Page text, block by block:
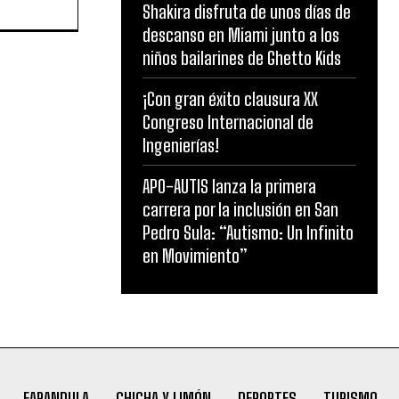
Shakira disfruta de unos días de
descanso en Miami junto a los
niños bailarines de Ghetto Kids
¡Con gran éxito clausura XX
Congreso Internacional de
Ingenierías!
APO-AUTIS lanza la primera
carrera por la inclusión en San
Pedro Sula: “Autismo: Un Infinito
en Movimiento”